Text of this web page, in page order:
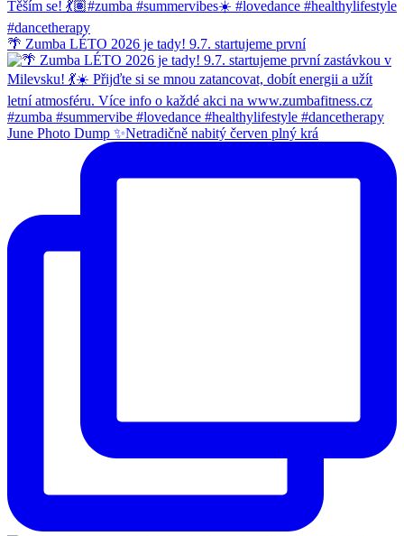
🌴 Zumba LÉTO 2026 je tady! 9.7. startujeme první
June Photo Dump ✨Netradičně nabitý červen plný krá